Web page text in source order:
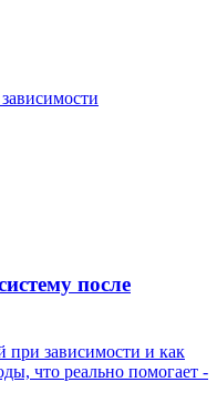
после
при зависимости и как
что реально помогает -